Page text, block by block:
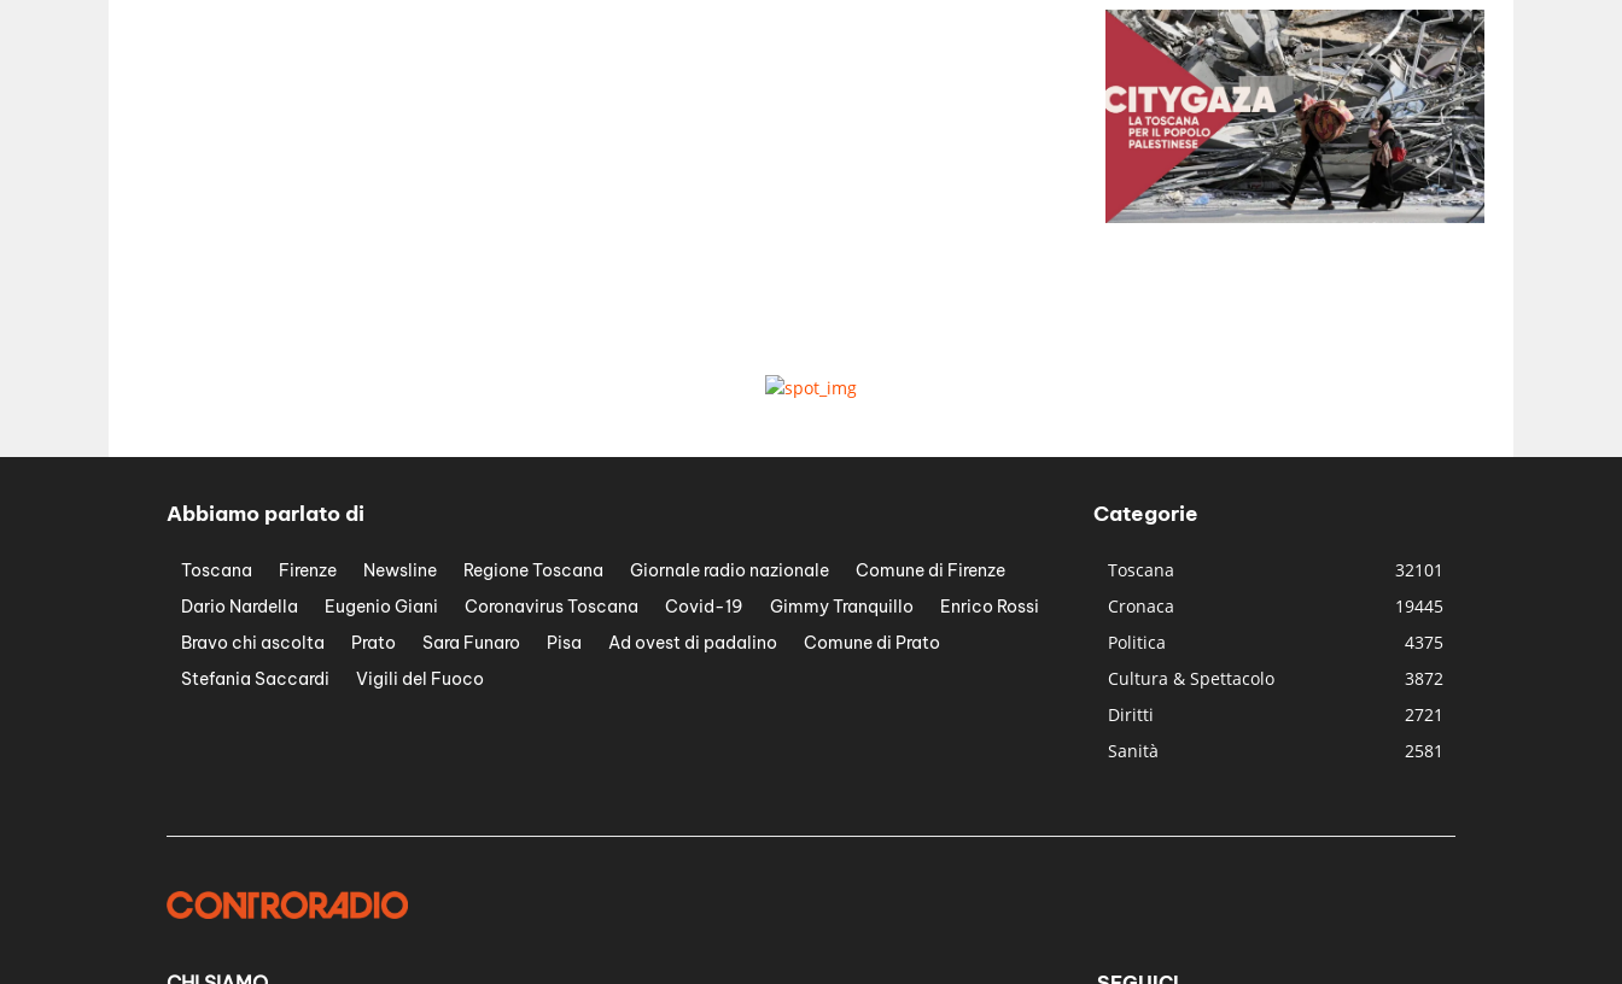
Abbiamo parlato di
Toscana Firenze Newsline Regione Toscana Giornale radio nazionale
Comune di Firenze
Dario Nardella
Eugenio Giani Coronavirus Toscana Covid-19 Gimmy Tranquillo
Enrico Rossi
Bravo chi ascolta
Prato Sara Funaro Pisa Ad ovest di padalino
Comune di Prato
Stefania Saccardi
Vigili del Fuoco
Categorie
Toscana
32101
Cronaca
19445
Politica
4375
Cultura & Spettacolo
3872
Diritti
2721
Sanità
2581